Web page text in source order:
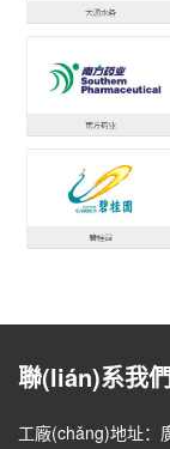
聯(lián)系我
工廠(chǎng)地址：